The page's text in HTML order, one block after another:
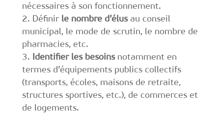
nécessaires à son fonctionnement.
Définir le nombre d’élusau conseil
municipal, le mode de scrutin, le nombre de
pharmacies, etc.
Identifier les besoinsnotamment en
termes d’équipements publics collectifs
(transports, écoles, maisons de retraite,
structures sportives, etc.), de commerces et
de logements.